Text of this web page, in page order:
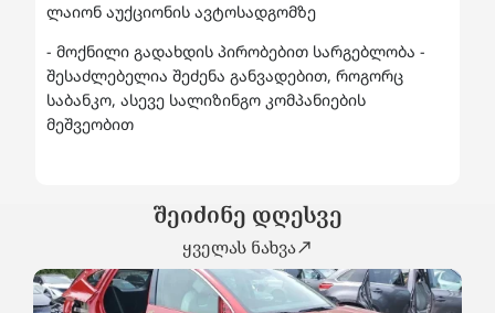
ლაიონ აუქციონის ავტოსადგომზე
- მოქნილი გადახდის პირობებით სარგებლობა -
შესაძლებელია შეძენა განვადებით, როგორც
საბანკო, ასევე სალიზინგო კომპანიების
მეშვეობით
შეიძინე დღესვე
ყველას ნახვა